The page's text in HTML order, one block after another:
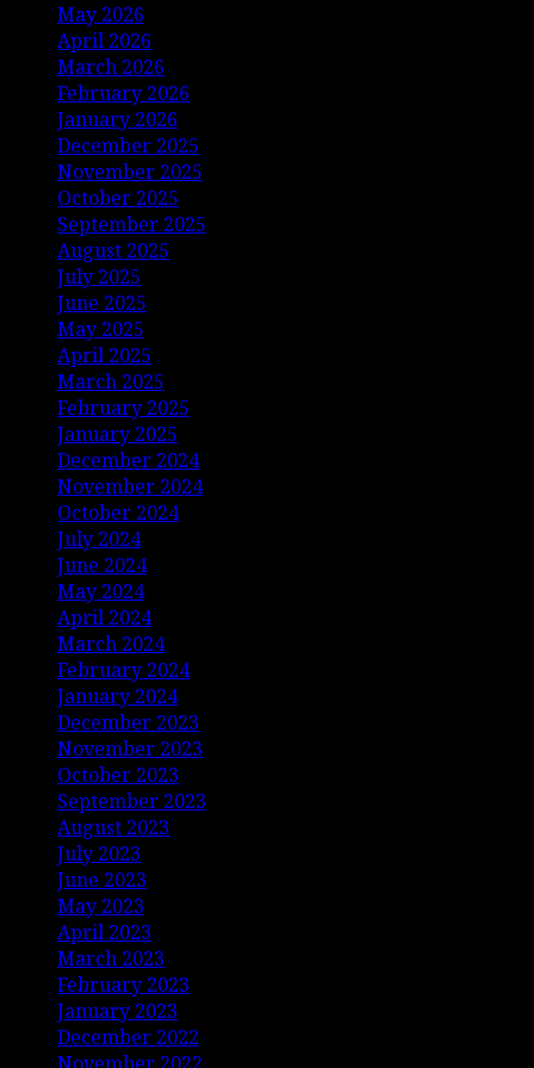
May 2026
April 2026
March 2026
February 2026
January 2026
December 2025
November 2025
October 2025
September 2025
August 2025
July 2025
June 2025
May 2025
April 2025
March 2025
February 2025
January 2025
December 2024
November 2024
October 2024
July 2024
June 2024
May 2024
April 2024
March 2024
February 2024
January 2024
December 2023
November 2023
October 2023
September 2023
August 2023
July 2023
June 2023
May 2023
April 2023
March 2023
February 2023
January 2023
December 2022